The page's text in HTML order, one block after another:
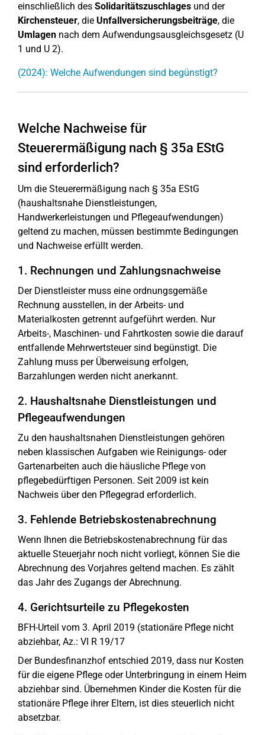
einschließlich des Solidaritätszuschlages und der
Kirchensteuer, die Unfallversicherungsbeiträge, die
Umlagen nach dem Aufwendungsausgleichsgesetz (U
1 und U 2).
(2024): Welche Aufwendungen sind begünstigt?
Welche Nachweise für
Steuerermäßigung nach § 35a EStG
sind erforderlich?
Um die Steuerermäßigung nach § 35a EStG
(haushaltsnahe Dienstleistungen,
Handwerkerleistungen und Pflegeaufwendungen)
geltend zu machen, müssen bestimmte Bedingungen
und Nachweise erfüllt werden.
1. Rechnungen und Zahlungsnachweise
Der Dienstleister muss eine ordnungsgemäße
Rechnung ausstellen, in der Arbeits- und
Materialkosten getrennt aufgeführt werden. Nur
Arbeits-, Maschinen- und Fahrtkosten sowie die darauf
entfallende Mehrwertsteuer sind begünstigt. Die
Zahlung muss per Überweisung erfolgen,
Barzahlungen werden nicht anerkannt.
2. Haushaltsnahe Dienstleistungen und
Pflegeaufwendungen
Zu den haushaltsnahen Dienstleistungen gehören
neben klassischen Aufgaben wie Reinigungs- oder
Gartenarbeiten auch die häusliche Pflege von
pflegebedürftigen Personen. Seit 2009 ist kein
Nachweis über den Pflegegrad erforderlich.
3. Fehlende Betriebskostenabrechnung
Wenn Ihnen die Betriebskostenabrechnung für das
aktuelle Steuerjahr noch nicht vorliegt, können Sie die
Abrechnung des Vorjahres geltend machen. Es zählt
das Jahr des Zugangs der Abrechnung.
4. Gerichtsurteile zu Pflegekosten
BFH-Urteil vom 3. April 2019 (stationäre Pflege nicht
abziehbar, Az.: VI R 19/17
Der Bundesfinanzhof entschied 2019, dass nur Kosten
für die eigene Pflege oder Unterbringung in einem Heim
abziehbar sind. Übernehmen Kinder die Kosten für die
stationäre Pflege ihrer Eltern, ist dies steuerlich nicht
absetzbar.